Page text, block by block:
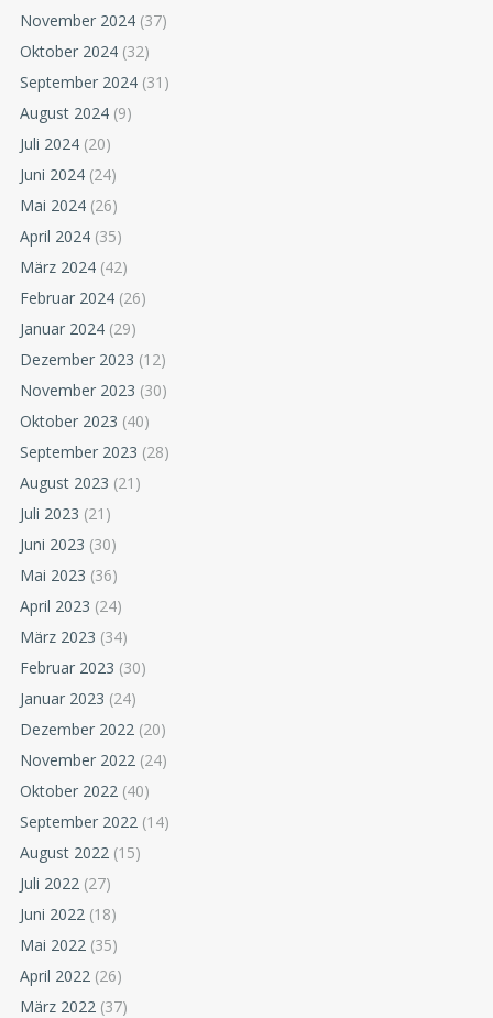
November 2024 (37)
Oktober 2024 (32)
September 2024 (31)
August 2024 (9)
Juli 2024 (20)
Juni 2024 (24)
Mai 2024 (26)
April 2024 (35)
März 2024 (42)
Februar 2024 (26)
Januar 2024 (29)
Dezember 2023 (12)
November 2023 (30)
Oktober 2023 (40)
September 2023 (28)
August 2023 (21)
Juli 2023 (21)
Juni 2023 (30)
Mai 2023 (36)
April 2023 (24)
März 2023 (34)
Februar 2023 (30)
Januar 2023 (24)
Dezember 2022 (20)
November 2022 (24)
Oktober 2022 (40)
September 2022 (14)
August 2022 (15)
Juli 2022 (27)
Juni 2022 (18)
Mai 2022 (35)
April 2022 (26)
März 2022 (37)